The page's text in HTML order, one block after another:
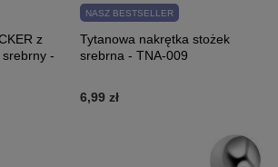
z
srebrny -
NASZ BESTSELLER
Tytanowa nakrętka stożek
srebrna - TNA-009
6,99 zł